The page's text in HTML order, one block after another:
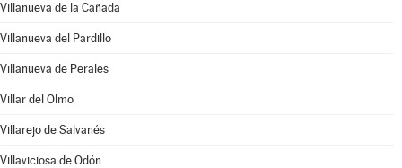
Villanueva de la Cañada
Villanueva del Pardillo
Villanueva de Perales
Villar del Olmo
Villarejo de Salvanés
Villaviciosa de Odón